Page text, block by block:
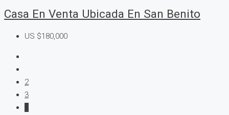
Casa En Venta Ubicada En San Benito
US $180,000
2
3